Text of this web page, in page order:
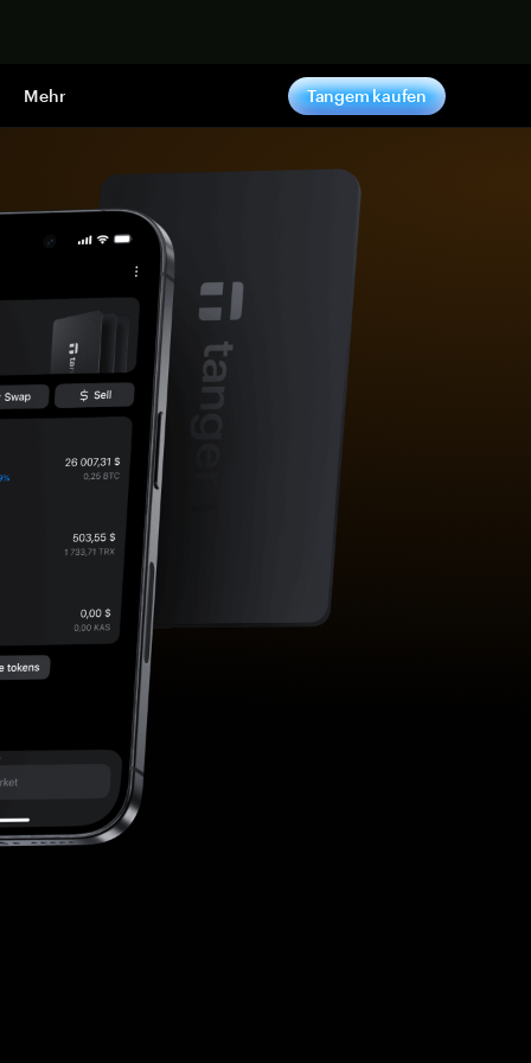
Mehr Tangem kaufen